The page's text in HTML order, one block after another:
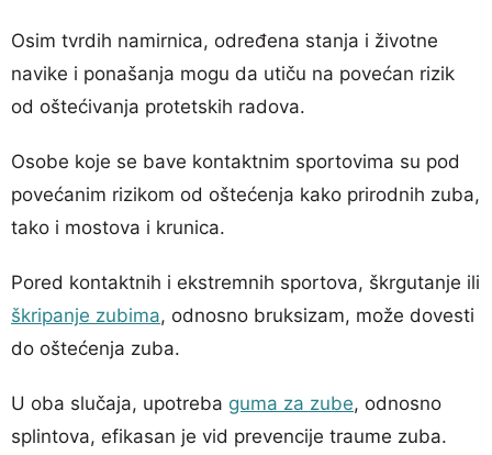
Osim tvrdih namirnica, određena stanja i životne
navike i ponašanja mogu da utiču na povećan rizik
od oštećivanja protetskih radova.
Osobe koje se bave kontaktnim sportovima su pod
povećanim rizikom od oštećenja kako prirodnih zuba,
tako i mostova i krunica.
Pored kontaktnih i ekstremnih sportova, škrgutanje ili
škripanje zubima, odnosno bruksizam, može dovesti
do oštećenja zuba.
U oba slučaja, upotreba guma za zube, odnosno
splintova, efikasan je vid prevencije traume zuba.